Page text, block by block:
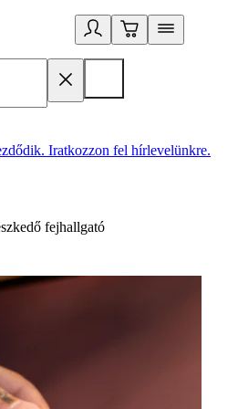
Iratkozzon fel hírlevelünkre.
fejhallgató